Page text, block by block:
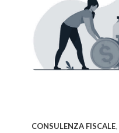
CONSULENZA FISCALE,